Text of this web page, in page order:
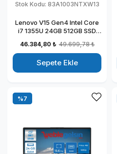
Stok Kodu: 83A1003NTXW13
Lenovo V15 Gen4 Intel Core
i7 1355U 24GB 512GB SSD
15.6" Fhd Taşınabilir
Bilgisayar 83A1003NTXW13
46.384,80 ₺ 49.699,78 ₺
Sepete Ekle
%7